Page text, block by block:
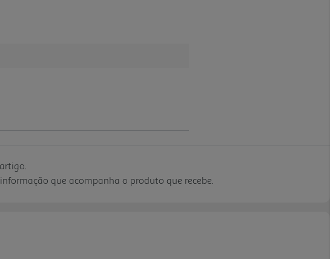
que acompanha o produto que recebe.